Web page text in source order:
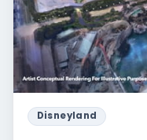
Disneyland